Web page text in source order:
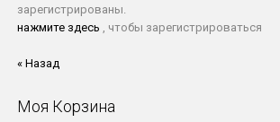
зарегистрированы.
нажмите здесь , чтобы зарегистрироваться
« Назад
Моя Корзина